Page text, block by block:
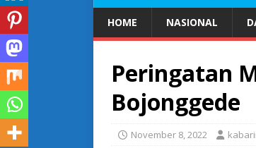
HOME NASIONAL
Peringatan
Bojonggede
November 8, 2022